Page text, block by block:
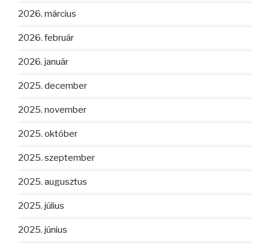
2026. március
2026. február
2026. január
2025. december
2025. november
2025. október
2025. szeptember
2025. augusztus
2025. július
2025. június